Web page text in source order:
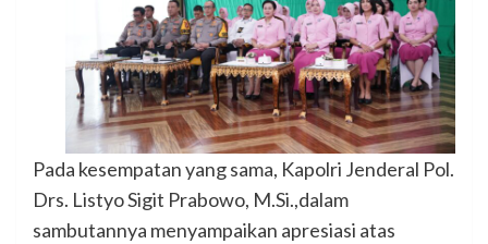
Pada kesempatan yang sama, Kapolri Jenderal Pol.
Drs. Listyo Sigit Prabowo, M.Si.,dalam
sambutannya menyampaikan apresiasi atas